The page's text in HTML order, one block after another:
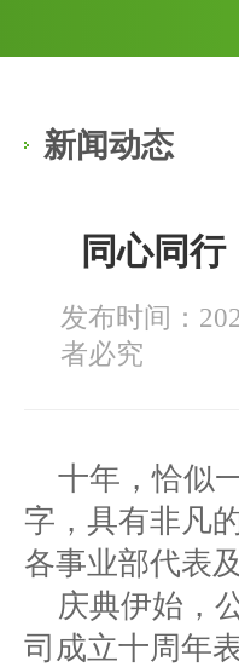
新闻动态
同心同
发布时间：
者必究
十年，恰似
字，具有非凡
各事业部代表
庆典伊始，
司成立十周年